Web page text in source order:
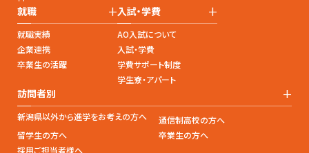
就職 +
就職実績
企業連携
卒業生の活躍
入試・学費 +
AO入試について
入試・学費
学費サポート制度
学生寮・アパート
訪問者別 +
新潟県以外から進学をお考えの方へ
通信制高校の方へ
留学生の方へ
卒業生の方へ
採用ご担当者様へ